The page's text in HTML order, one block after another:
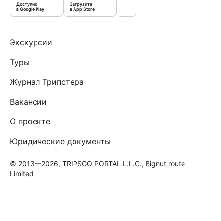
Доступно
в Google Play
Загрузите
в App Store
Экскурсии
Туры
Журнал Трипстера
Вакансии
О проекте
Юридические документы
© 2013—2026, TRIPSGO PORTAL L.L.C., Bignut route
Limited